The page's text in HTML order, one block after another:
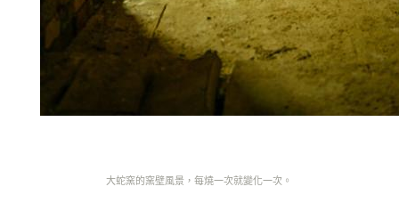
大蛇窯的窯壁風景，每燒一次就變化一次。